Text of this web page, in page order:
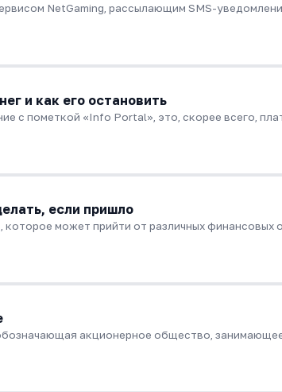
NetGaming, рассылающим SMS-
и как его остановить
с пометкой «Info Portal», это, скорее всего,
если пришло
может прийти от различных финансовых
акционерное общество,